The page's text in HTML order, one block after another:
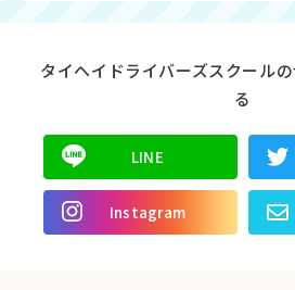
タイヘイドライバーズスクール
る
LINE
Instagram